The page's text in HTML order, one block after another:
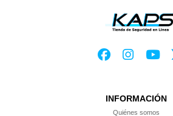
INFORMACIÓN
Quiénes somos